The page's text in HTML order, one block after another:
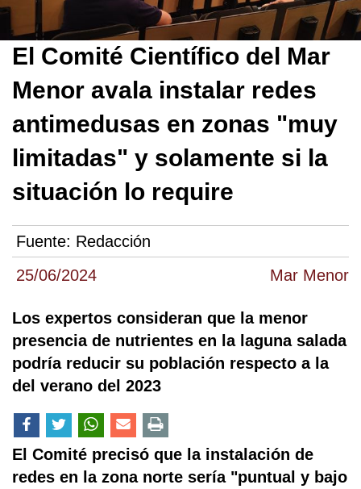
25/06/2024 Mar Menor
El Comité Científico del Mar
Menor avala instalar redes
antimedusas en zonas "muy
limitadas" y solamente si la
situación lo require
Fuente: Redacción
Los expertos consideran que la menor
presencia de nutrientes en la laguna salada
podría reducir su población respecto a la
del verano del 2023
El Comité precisó que la instalación de
redes en la zona norte sería "puntual y bajo